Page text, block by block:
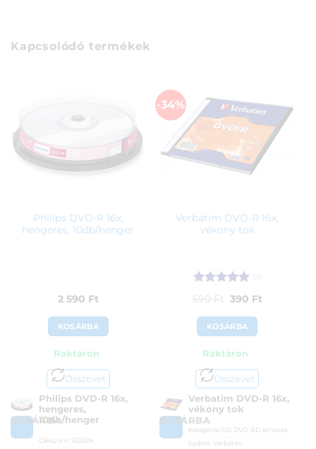
Kapcsolódó termékek
Philips DVD-R 16x,
hengeres, 10db/henger
2 590 Ft
KOSÁRBA
Raktáron
Összevet
KOSÁRBA
Philips DVD-R 16x,
hengeres,
10db/henger
Cikkszám:922524
-34%
Verbatim DVD-R 16x,
vékony tok
Értékelés: 5
/ 5
590 Ft
Original
price
was:
590 Ft.
390 FtCurrent
KOSÁRBA
Raktáron
Összevet
KOSÁRBA
Verbatim DVD-R 16x,
vékony tok
Kategória: CD, DVD, BD lemezek
Gyártó: Verbatim